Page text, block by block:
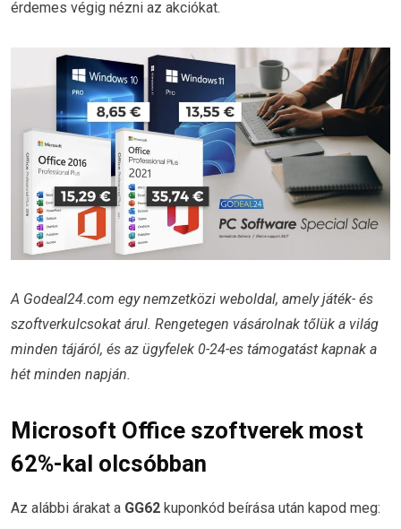
érdemes végig nézni az akciókat.
A Godeal24.com egy nemzetközi weboldal, amely játék- és
szoftverkulcsokat árul. Rengetegen vásárolnak tőlük a világ
minden tájáról, és az ügyfelek 0-24-es támogatást kapnak a
hét minden napján.
Microsoft Office szoftverek most
62%-kal olcsóbban
Az alábbi árakat a GG62 kuponkód beírása után kapod meg: